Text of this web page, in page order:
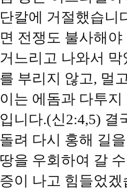
단칼에 거절했습니
면 전쟁도 불사해
거느리고 나와서
를 부리지 않고, 멀
이는 에돔과 다투
입니다.(신2:4,5) 결
돌려 다시 홍해 길
땅을 우회하여 갈
증이 나고 힘들었